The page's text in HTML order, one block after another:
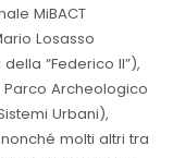
MiBACT
Losasso
“Federico II”),
Archeologico
Urbani),
molti altri tra